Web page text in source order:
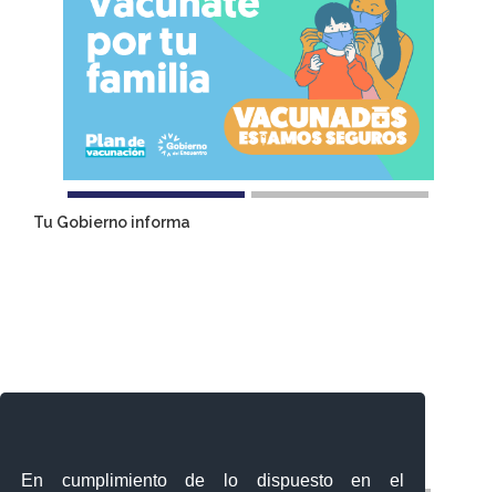
En cumplimiento de lo dispuesto en el
Tu Gobierno informa